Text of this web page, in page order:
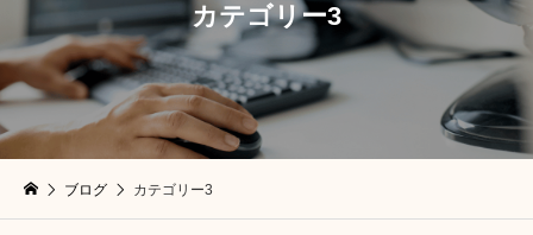
カテゴリー3
ブログ カテゴリー3